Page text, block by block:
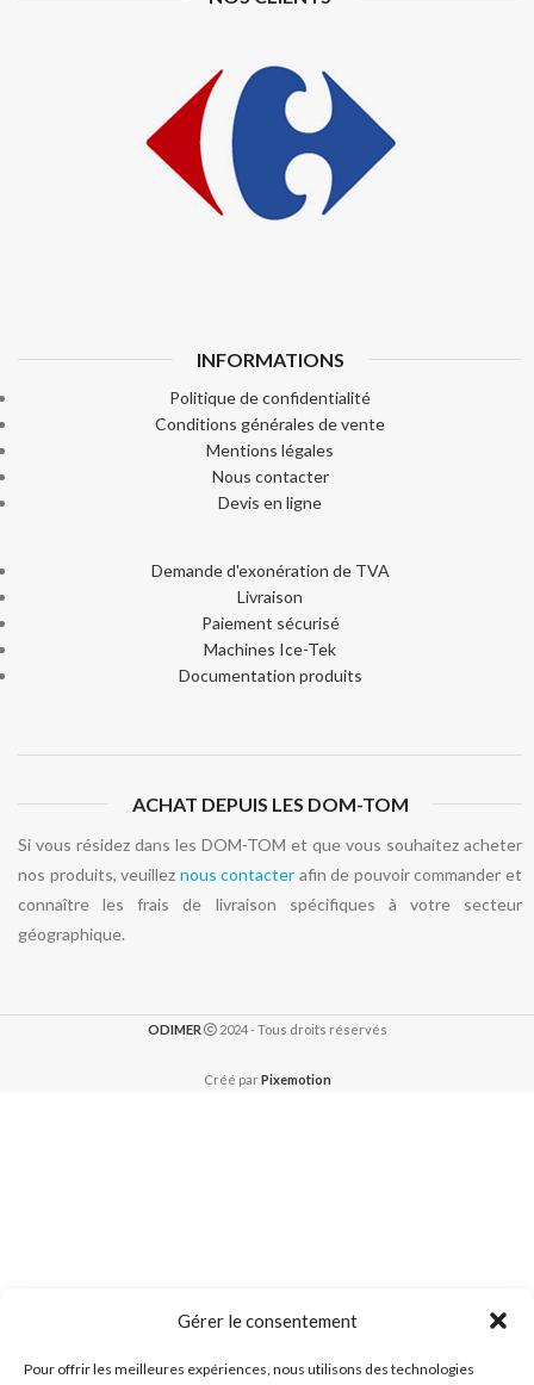
Gérer le consentement
Pour offrir les meilleures expériences, nous utilisons des technologies
INFORMATIONS
Politique de confidentialité
Conditions générales de vente
Mentions légales
Nous contacter
Devis en ligne
Demande d'exonération de TVA
Livraison
Paiement sécurisé
Machines Ice-Tek
Documentation produits
ACHAT DEPUIS LES DOM-TOM
Si vous résidez dans les DOM-TOM et que vous souhaitez acheter
nos produits, veuillez nous contacter afin de pouvoir commander et
connaître les frais de livraison spécifiques à votre secteur
géographique.
ODIMER 2024 - Tous droits réservés
Créé parPixemotion